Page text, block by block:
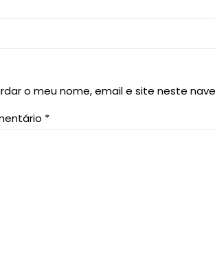
o meu nome, email e site neste
*